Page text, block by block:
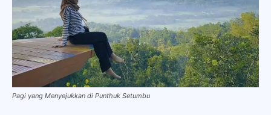
Pagi yang Menyejukkan di Punthuk Setumbu